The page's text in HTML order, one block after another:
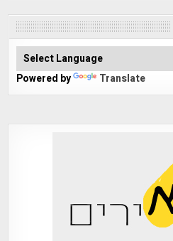
Powered by Translate